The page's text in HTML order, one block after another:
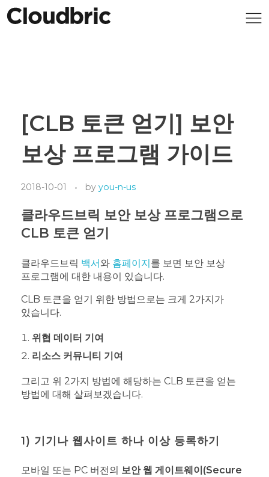
[CLB 토큰 얻기] 보안
보상 프로그램 가이드
2018-10-01 by you-n-us
클라우드브릭 보안 보상 프로그램으로
CLB 토큰 얻기
클라우드브릭 백서와 홈페이지를 보면 보안 보상
프로그램에 대한 내용이 있습니다.
CLB 토큰을 얻기 위한 방법으로는 크게 2가지가
있습니다.
위협 데이터 기여
리소스 커뮤니티 기여
그리고 위 2가지 방법에 해당하는 CLB 토큰을 얻는
방법에 대해 살펴보겠습니다.
1) 기기나 웹사이트 하나 이상 등록하기
모바일 또는 PC 버전의 보안 웹 게이트웨이(Secure